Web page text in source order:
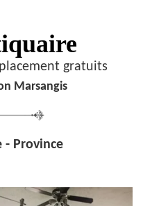
gratuits
Marsangis
- Province